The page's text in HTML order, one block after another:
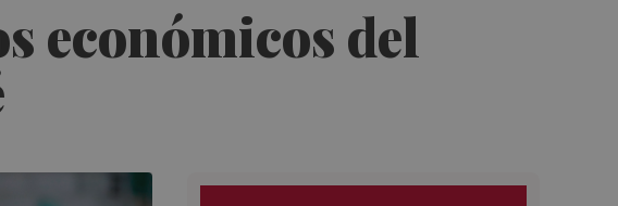
económicos del